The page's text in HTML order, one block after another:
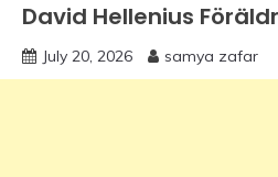
David Hellenius
July 20, 2026 samya zafar